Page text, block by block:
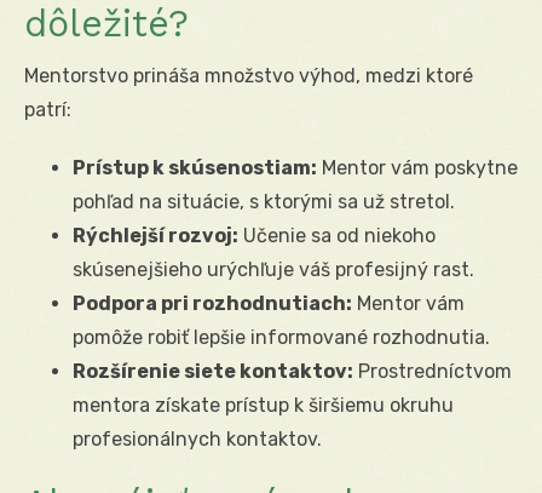
dôležité?
Mentorstvo prináša množstvo výhod, medzi ktoré
patrí:
Prístup k skúsenostiam: Mentor vám poskytne
pohľad na situácie, s ktorými sa už stretol.
Rýchlejší rozvoj: Učenie sa od niekoho
skúsenejšieho urýchľuje váš profesijný rast.
Podpora pri rozhodnutiach: Mentor vám
pomôže robiť lepšie informované rozhodnutia.
Rozšírenie siete kontaktov: Prostredníctvom
mentora získate prístup k širšiemu okruhu
profesionálnych kontaktov.